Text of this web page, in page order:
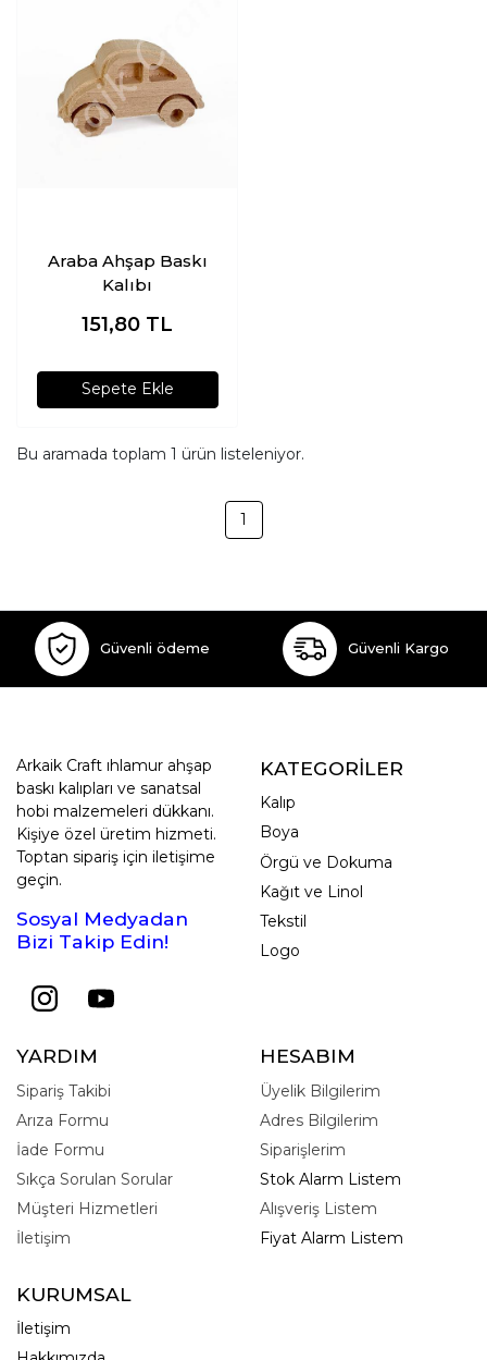
Araba Ahşap Baskı
Kalıbı
151,80 TL
Sepete Ekle
Bu aramada toplam 1 ürün listeleniyor.
1
Güvenli ödeme Güvenli Kargo
Arkaik Craft ıhlamur ahşap
baskı kalıpları ve sanatsal
hobi malzemeleri dükkanı.
Kişiye özel üretim hizmeti.
Toptan sipariş için iletişime
geçin.
Sosyal Medyadan
Bizi Takip Edin!
KATEGORİLER
Kalıp
Boya
Örgü ve Dokuma
Kağıt ve Linol
Tekstil
Logo
YARDIM
Sipariş Takibi
Arıza Formu
İade Formu
Sıkça Sorulan Sorular
Müşteri Hizmetleri
İletişim
HESABIM
Üyelik Bilgilerim
Adres Bilgilerim
Siparişlerim
Stok Alarm Listem
Alışveriş Listem
Fiyat Alarm Listem
KURUMSAL
İletişim